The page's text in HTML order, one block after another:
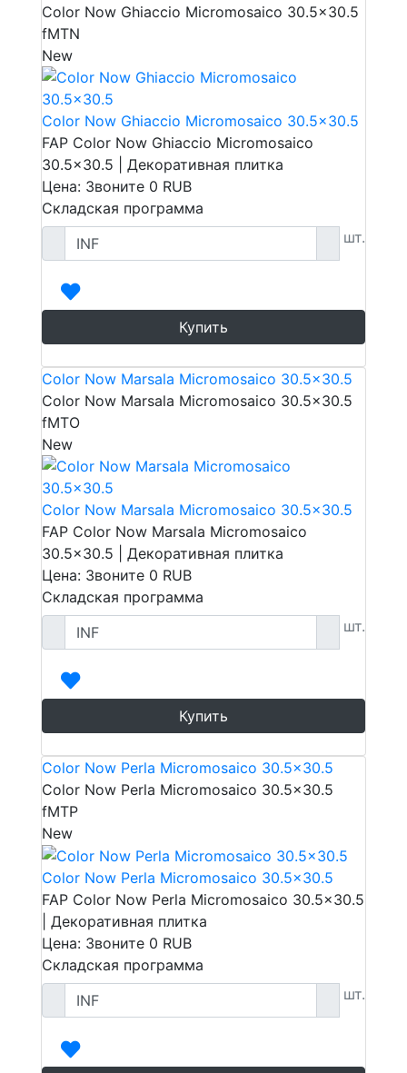
Color Now Ghiaccio Micromosaico 30.5x30.5
fMTN
New
Color Now Ghiaccio Micromosaico 30.5x30.5
FAP Color Now Ghiaccio Micromosaico
30.5x30.5 | Декоративная плитка
Цена: Звоните 0 RUB
Складская программа
шт.
Купить
Color Now Marsala Micromosaico 30.5x30.5
Color Now Marsala Micromosaico 30.5x30.5
fMTO
New
Color Now Marsala Micromosaico 30.5x30.5
FAP Color Now Marsala Micromosaico
30.5x30.5 | Декоративная плитка
Цена: Звоните 0 RUB
Складская программа
шт.
Купить
Color Now Perla Micromosaico 30.5x30.5
Color Now Perla Micromosaico 30.5x30.5
fMTP
New
Color Now Perla Micromosaico 30.5x30.5
FAP Color Now Perla Micromosaico 30.5x30.5
| Декоративная плитка
Цена: Звоните 0 RUB
Складская программа
шт.